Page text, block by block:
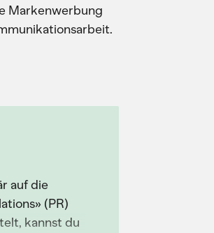
Markenwerbung
auf die
(PR)
kannst du